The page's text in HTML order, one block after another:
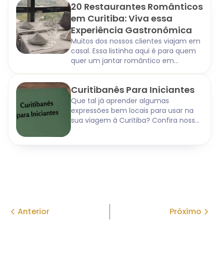
20 Restaurantes Românticos
em Curitiba: Viva essa
Experiência Gastronômica
Muitos dos nossos clientes viajam em
casal. Essa listinha aqui é para quem
quer um jantar romântico em
dois.
Curitibanês Para Iniciantes
Que tal já aprender algumas
expressões bem locais para usar na
sua viagem à Curitiba? Confira nossa
Anterior Próximo